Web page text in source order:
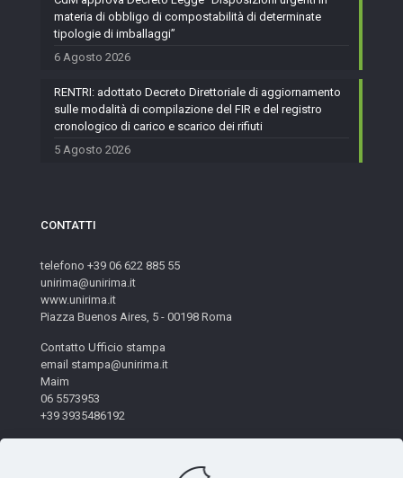
materia di obbligo di compostabilità di determinate
tipologie di imballaggi”
6 Agosto 2026
RENTRI: adottato Decreto Direttoriale di aggiornamento
sulle modalità di compilazione del FIR e del registro
cronologico di carico e scarico dei rifiuti
5 Agosto 2026
CONTATTI
telefono +39 06 622 885 55
unirima@unirima.it
www.unirima.it
Piazza Buenos Aires, 5 - 00198 Roma
Contatto Ufficio stampa
email stampa@unirima.it
Maim
06 5573953
+39 3935486192